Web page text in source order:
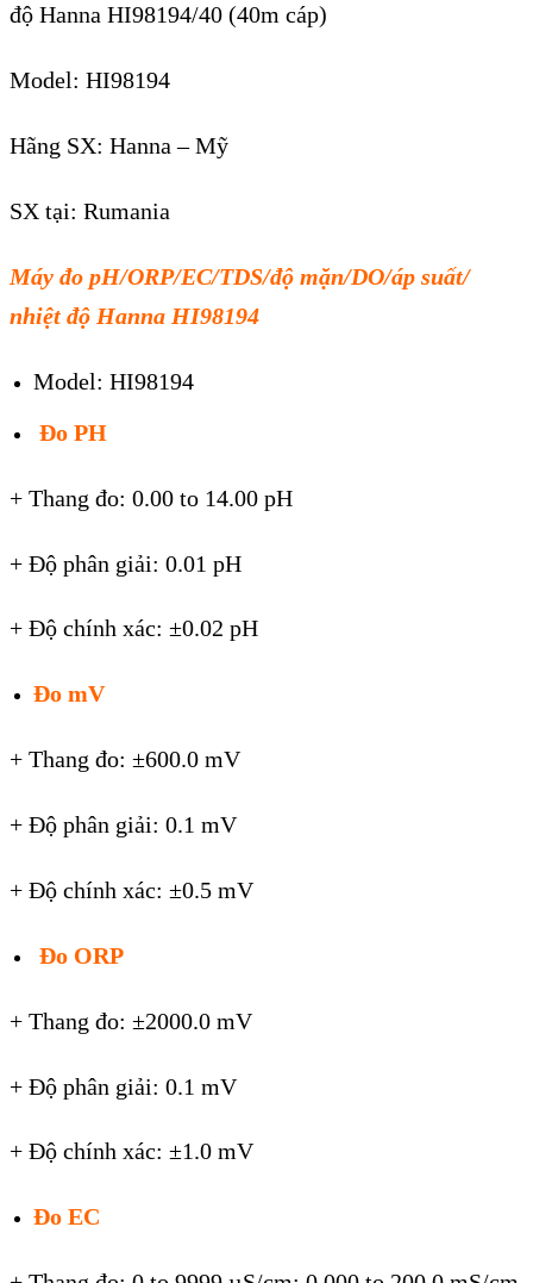
độ Hanna HI98194/40 (40m cáp)
Model: HI98194
Hãng SX: Hanna – Mỹ
SX tại: Rumania
Máy đo pH/ORP/EC/TDS/độ mặn/DO/áp suất/
nhiệt độ Hanna HI98194
Model: HI98194
Đo PH
+ Thang đo: 0.00 to 14.00 pH
+ Độ phân giải: 0.01 pH
+ Độ chính xác: ±0.02 pH
Đo mV
+ Thang đo: ±600.0 mV
+ Độ phân giải: 0.1 mV
+ Độ chính xác: ±0.5 mV
Đo ORP
+ Thang đo: ±2000.0 mV
+ Độ phân giải: 0.1 mV
+ Độ chính xác: ±1.0 mV
Đo EC